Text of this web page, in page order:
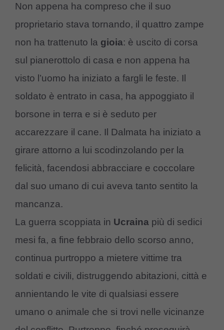
Non appena ha compreso che il suo
proprietario stava tornando, il quattro zampe
non ha trattenuto la gioia: è uscito di corsa
sul pianerottolo di casa e non appena ha
visto l’uomo ha iniziato a fargli le feste. Il
soldato è entrato in casa, ha appoggiato il
borsone in terra e si è seduto per
accarezzare il cane. Il Dalmata ha iniziato a
girare attorno a lui scodinzolando per la
felicità, facendosi abbracciare e coccolare
dal suo umano di cui aveva tanto sentito la
mancanza.
La guerra scoppiata in Ucraina più di sedici
mesi fa, a fine febbraio dello scorso anno,
continua purtroppo a mietere vittime tra
soldati e civili, distruggendo abitazioni, città e
annientando le vite di qualsiasi essere
umano o animale che si trovi nelle vicinanze